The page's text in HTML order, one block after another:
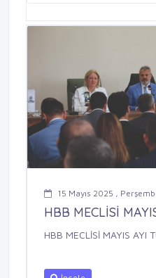
15 Mayıs 2025 ,
HBB MECLİSİ
HBB MECLİSİ MAYIS AYI